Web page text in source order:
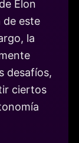
Elon
de este
la
desafíos,
ciertos